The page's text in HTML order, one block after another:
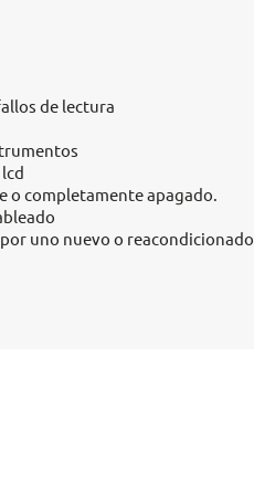
de lectura
o completamente apagado.
uno nuevo o reacondicionado